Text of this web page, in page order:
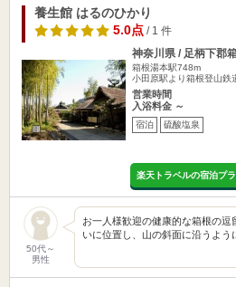
養生館 はるのひかり
5.0点/ 1 件
神奈川県 / 足柄下郡
箱根湯本駅748m
小田原駅より箱根登山鉄
営業時間
入浴料金 ～
宿泊 硫酸塩泉
楽天トラベルの宿泊プ
50代～
男性
お一人様歓迎の健康的な箱根の
いに位置し、山の斜面に沿うよう